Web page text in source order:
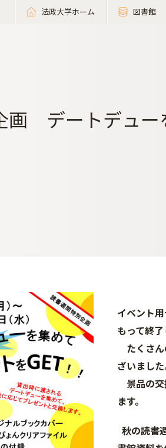
法政大学ホーム 図書館
画 デートデュ
イベント
もって終了
たくさん
ざいました
景品の交
ます。
秋の読書